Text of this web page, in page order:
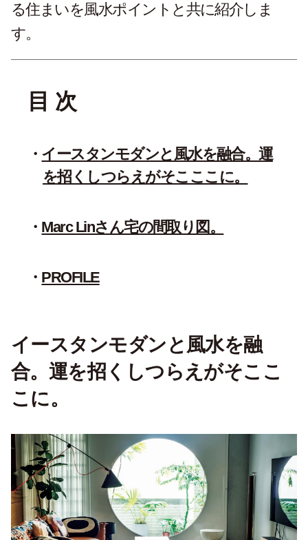
る住まいを風水ポイントと共に紹介しま
す。
目 次
イースタンモダンと風水を融合。運
を招くしつらえがそこここに。
Marc Linさん宅の間取り図。
PROFILE
イースタンモダンと風水を融
合。運を招くしつらえがそここ
こに。